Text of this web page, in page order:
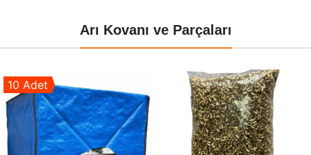
Arı Kovanı ve Parçaları
10 Adet